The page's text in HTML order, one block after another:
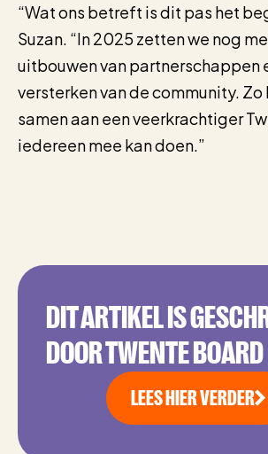
“Wat ons betreft is dit pas het
Suzan. “In 2025 zetten we nog
uitbouwen van partnerschappen
versterken van de community. Zo
samen aan een veerkrachtiger
iedereen mee kan doen.”
DIT ARTIKEL IS
DOOR TWENTE BOARD
LEES HIER VERDER